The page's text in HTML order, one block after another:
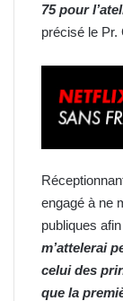
75 pour
précisé le Pr.
engagé à ne
publiques
m’attelerai
celui des
que la